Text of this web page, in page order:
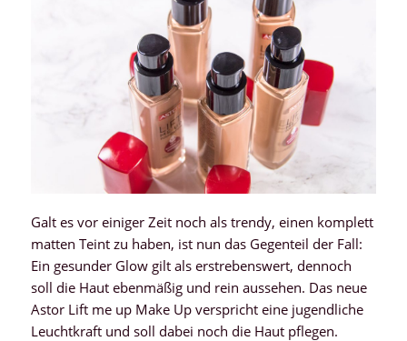
Galt es vor einiger Zeit noch als trendy, einen komplett
matten Teint zu haben, ist nun das Gegenteil der Fall:
Ein gesunder Glow gilt als erstrebenswert, dennoch
soll die Haut ebenmäßig und rein aussehen. Das neue
Astor Lift me up Make Up verspricht eine jugendliche
Leuchtkraft und soll dabei noch die Haut pflegen.